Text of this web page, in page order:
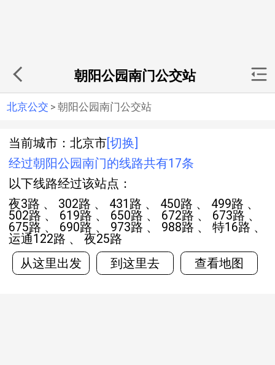
朝阳公园南门公交站
北京公交 > 朝阳公园南门公交站
当前城市：北京市 [切换]
经过朝阳公园南门的线路共有17条
以下线路经过该站点：
夜3路 、 302路 、 431路 、 450路 、 499路 、
502路 、 619路 、 650路 、 672路 、 673路 、
675路 、 690路 、 973路 、 988路 、 特16路 、
运通122路 、 夜25路
从这里出发
到这里去 查看地图